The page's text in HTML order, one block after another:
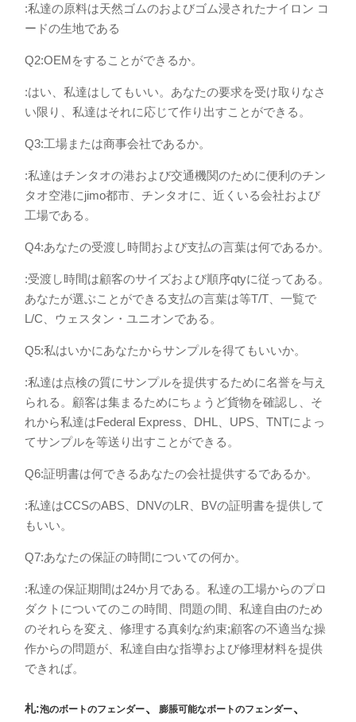
:私達の原料は天然ゴムのおよびゴム浸されたナイロン コ
ードの生地である
Q2:OEMをすることができるか。
:はい、私達はしてもいい。あなたの要求を受け取りなさ
い限り、私達はそれに応じて作り出すことができる。
Q3:工場または商事会社であるか。
:私達はチンタオの港および交通機関のために便利のチン
タオ空港にjimo都市、チンタオに、近くいる会社および
工場である。
Q4:あなたの受渡し時間および支払の言葉は何であるか。
:受渡し時間は顧客のサイズおよび順序qtyに従ってある。
あなたが選ぶことができる支払の言葉は等T/T、一覧で
L/C、ウェスタン・ユニオンである。
Q5:私はいかにあなたからサンプルを得てもいいか。
:私達は点検の質にサンプルを提供するために名誉を与え
られる。顧客は集まるためにちょうど貨物を確認し、そ
れから私達はFederal Express、DHL、UPS、TNTによっ
てサンプルを等送り出すことができる。
Q6:証明書は何できるあなたの会社提供するであるか。
:私達はCCSのABS、DNVのLR、BVの証明書を提供して
もいい。
Q7:あなたの保証の時間についての何か。
:私達の保証期間は24か月である。私達の工場からのプロ
ダクトについてのこの時間、問題の間、私達自由のため
のそれらを変え、修理する真剣な約束;顧客の不適当な操
作からの問題が、私達自由な指導および修理材料を提供
できれば。
札:泡のボートのフェンダー、 膨脹可能なボートのフェンダー、